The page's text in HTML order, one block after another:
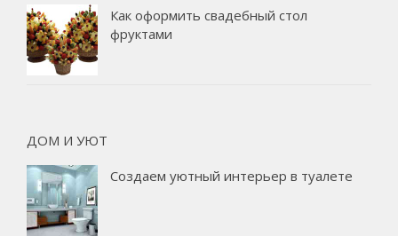
Как оформить свадебный стол
фруктами
ДОМ И УЮТ
Создаем уютный интерьер в туалете